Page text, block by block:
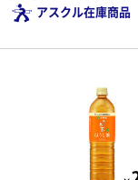
アスクル在庫商品